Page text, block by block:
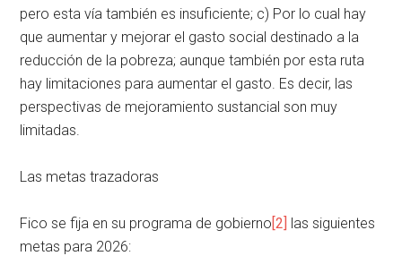
pero esta vía también es insuficiente; c) Por lo cual hay
que aumentar y mejorar el gasto social destinado a la
reducción de la pobreza; aunque también por esta ruta
hay limitaciones para aumentar el gasto. Es decir, las
perspectivas de mejoramiento sustancial son muy
limitadas.
Las metas trazadoras
Fico se fija en su programa de gobierno[2] las siguientes
metas para 2026: